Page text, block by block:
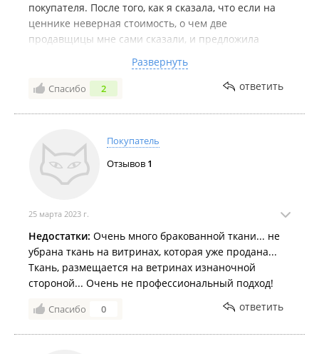
покупателя. После того, как я сказала, что если на
ценнике неверная стоимость, о чем две
продавщицы мне сами сказали, и предложила
огрызаться. И даже следующей покупательнице,
попытавшейся сделать ей замечание, не удалось
Очень хочется, чтобы старшие товарищи научили
покупателями.
Развернуть
Спасибо 2 ответить
Покупатель
Отзывов 1
25 марта 2023 г.
Недостатки: Очень много бракованной ткани... не
убрана ткань на витринах, которая уже продана...
Ткань, размещается на ветринах изнаночной
стороной... Очень не профессиональный подход!
Спасибо 0 ответить